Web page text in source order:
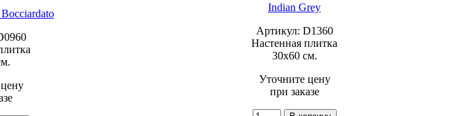
Indian Grey
Артикул: D1360
Настенная плитка
30x60 см.
Уточните цену
при заказе